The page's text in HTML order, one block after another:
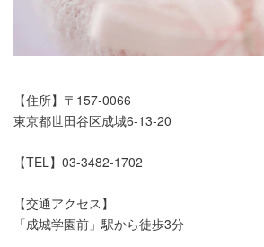
【住所】〒157-0066
東京都世田谷区成城6-13-20
【TEL】03-3482-1702
【交通アクセス】
「成城学園前」駅から徒歩3分